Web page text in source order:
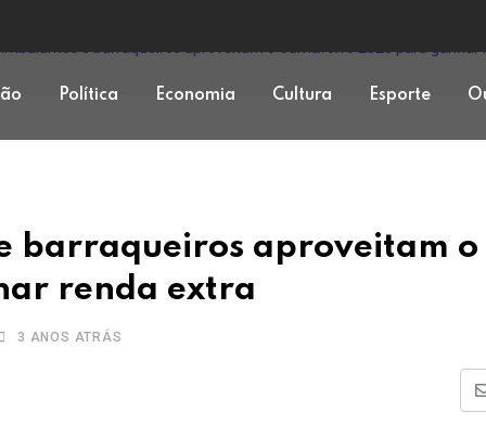
Política Economia Cultura Esporte
barraqueiros aproveitam o
renda extra
3 ANOS ATRÁS